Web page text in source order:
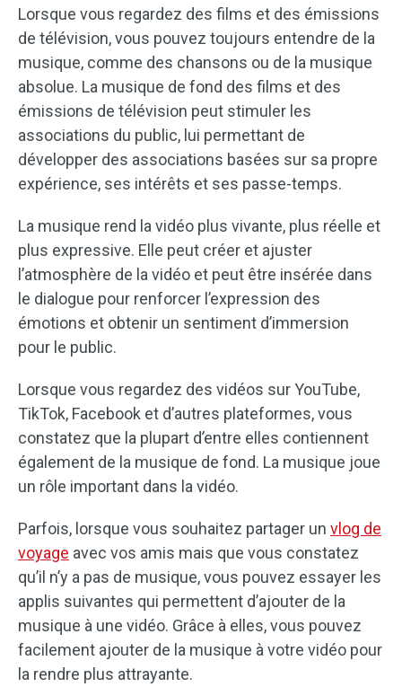
Lorsque vous regardez des films et des émissions
de télévision, vous pouvez toujours entendre de la
musique, comme des chansons ou de la musique
absolue. La musique de fond des films et des
émissions de télévision peut stimuler les
associations du public, lui permettant de
développer des associations basées sur sa propre
expérience, ses intérêts et ses passe-temps.
La musique rend la vidéo plus vivante, plus réelle et
plus expressive. Elle peut créer et ajuster
l’atmosphère de la vidéo et peut être insérée dans
le dialogue pour renforcer l’expression des
émotions et obtenir un sentiment d’immersion
pour le public.
Lorsque vous regardez des vidéos sur YouTube,
TikTok, Facebook et d’autres plateformes, vous
constatez que la plupart d’entre elles contiennent
également de la musique de fond. La musique joue
un rôle important dans la vidéo.
Parfois, lorsque vous souhaitez partager un vlog de
voyage avec vos amis mais que vous constatez
qu’il n’y a pas de musique, vous pouvez essayer les
applis suivantes qui permettent d’ajouter de la
musique à une vidéo. Grâce à elles, vous pouvez
facilement ajouter de la musique à votre vidéo pour
la rendre plus attrayante.